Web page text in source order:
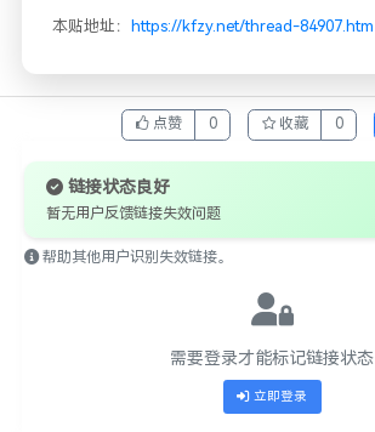
本贴地址： https://kfzy.net/thread-84907.htm
点赞 0 收藏 0
链接状态良好
暂无用户反馈链接失效问题
帮助其他用户识别失效链接。
需要登录才能标记链接状态
立即登录